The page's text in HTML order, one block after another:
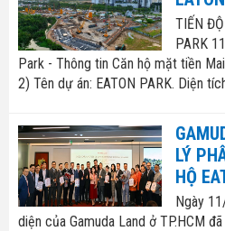
TIẾN
PARK
Park - Thông tin Căn hộ mặt tiền
2) Tên dự án: EATON PARK. Diện
LÝ
HỘ
Ngày
diện của Gamuda Land ở TP.HCM